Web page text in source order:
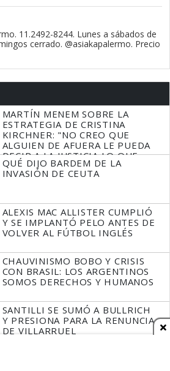
11.2492-8244. Lunes a sábados de
cerrado. @asiakapalermo. Precio
MARTÍN MENEM SOBRE LA
ESTRATEGIA DE CRISTINA
KIRCHNER: "NO CREO QUE
ALGUIEN DE AFUERA LE PUEDA
DECIR A LA JUSTICIA LO QUE
TIENE QUE HACER"
QUÉ DIJO BARDEM DE LA
INVASIÓN DE CEUTA
ALEXIS MAC ALLISTER CUMPLIÓ
Y SE IMPLANTÓ PELO ANTES DE
VOLVER AL FÚTBOL INGLÉS
CHAUVINISMO BOBO Y CRISIS
CON BRASIL: LOS ARGENTINOS
SOMOS DERECHOS Y HUMANOS
SANTILLI SE SUMÓ A BULLRICH
Y PRESIONA PARA LA RENUNCIA
DE VILLARRUEL